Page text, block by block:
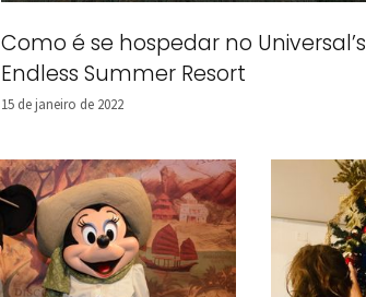
Como é se hospedar no Universal’s
Endless Summer Resort
15 de janeiro de 2022